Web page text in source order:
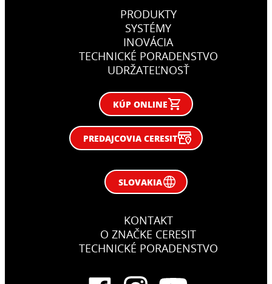
PRODUKTY
SYSTÉMY
INOVÁCIA
TECHNICKÉ PORADENSTVO
UDRŽATEĽNOSŤ
KÚP ONLINE
PREDAJCOVIA CERESIT
SLOVAKIA
KONTAKT
O ZNAČKE CERESIT
TECHNICKÉ PORADENSTVO